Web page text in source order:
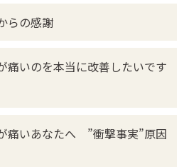
らの感謝
痛いのを本当に改善したいです
痛いあなたへ ”衝撃事実”原因